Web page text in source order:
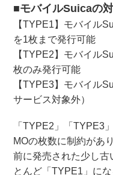
■モバイルSuicaの
【TYPE1】モバイル
を1枚まで発行可能
【TYPE2】モバイル
枚のみ発行可能
【TYPE3】モバイル
サービス対象外）
「TYPE2」「TYPE3
MOの枚数に制約があ
前に発売された少し古
とんど「TYPE1」にな